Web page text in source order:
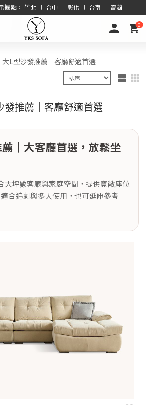
據點： 竹北 ∣ 台中 ∣ 彰化 ∣ 台南 ∣ 高雄
0
大L型沙發推薦｜客廳舒適首選
發推薦｜客廳舒適首選
｜大客廳首選，放鬆坐
大坪數客廳與家庭空間，提供寬敞座位
合追劇與多人使用，也可延伸參考